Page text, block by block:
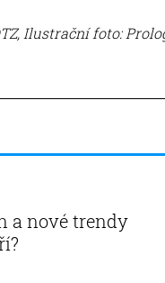
Ilustrační foto:
a nové trendy